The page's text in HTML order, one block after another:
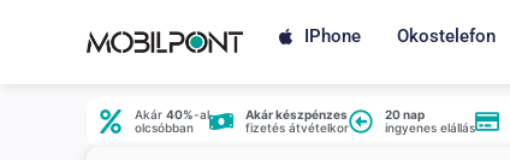
IPhone Okostelefon
Akár 40%-al
olcsóbban
Akár készpénzes
fizetés átvételkor
20 nap
ingyenes elállás